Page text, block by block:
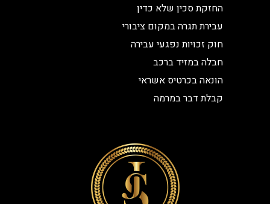
החזקת סכין שלא כדין
עבירת תגרה במקום ציבורי
חוק זכויות נפגעי עבירה
חבלה במזיד ברכב
הונאה בכרטיס אשראי
קבלת דבר במרמה